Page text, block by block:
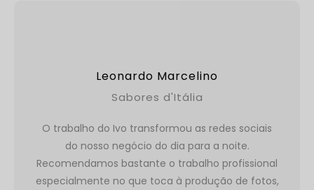
Leonardo Marcelino
Sabores d'Itália
O trabalho do Ivo transformou as redes sociais
do nosso negócio do dia para a noite.
Recomendamos bastante o trabalho profissional
especialmente no que toca à produção de fotos,